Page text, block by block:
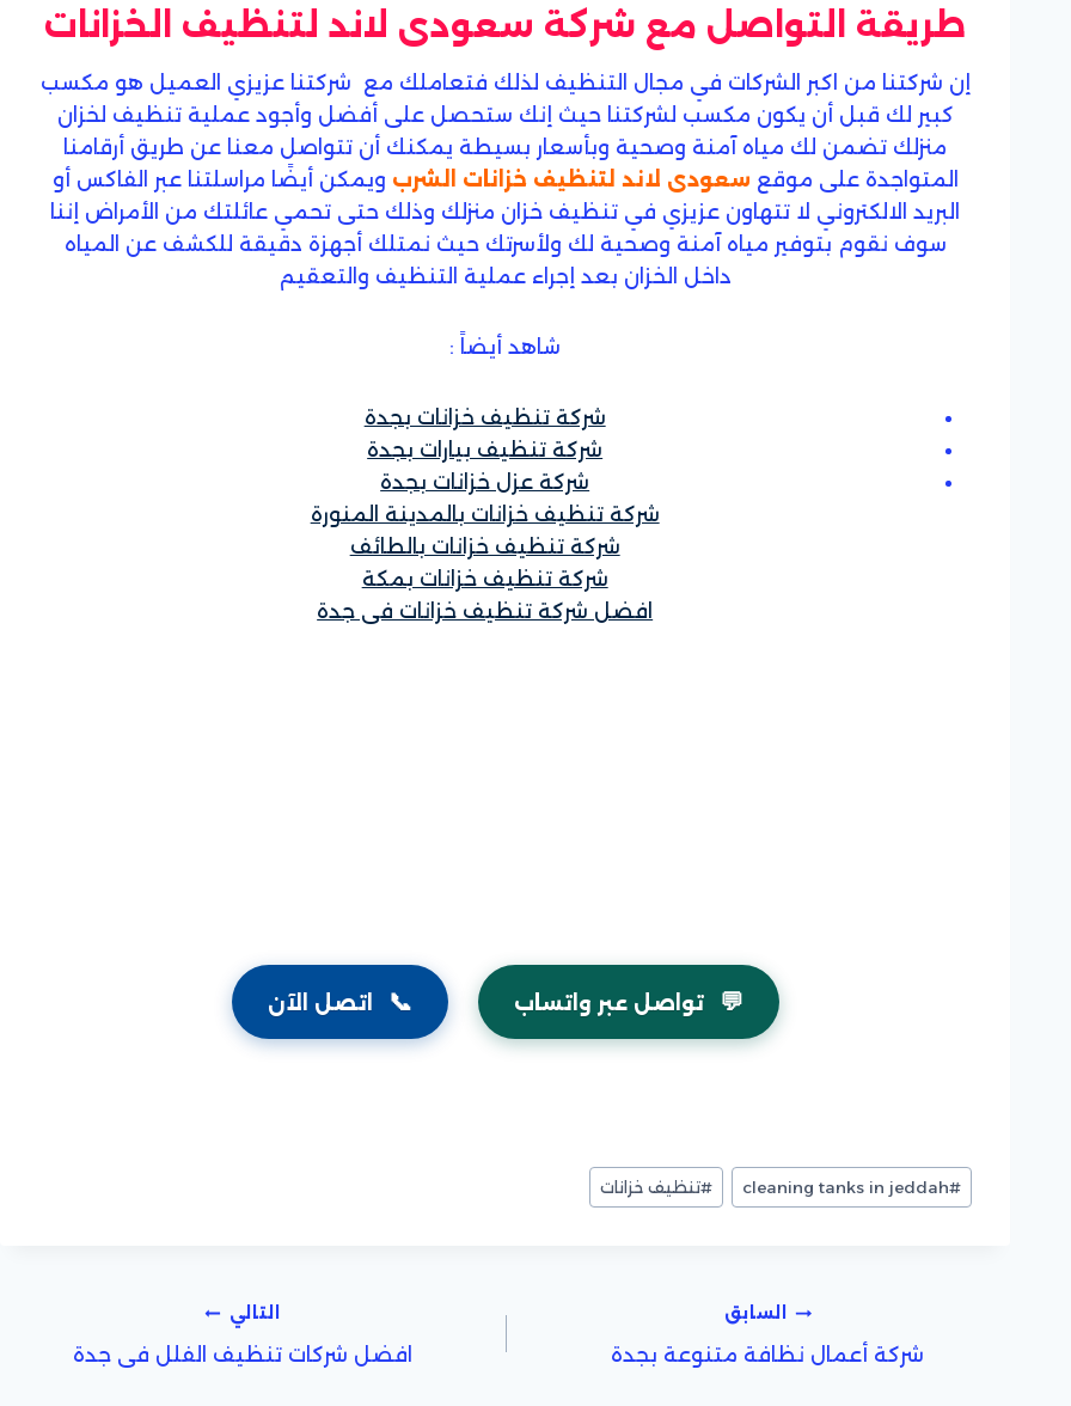
طريقة التواصل مع شركة سعودى لاند لتنظيف الخزانات
إن شركتنا من اكبر الشركات في مجال التنظيف لذلك فتعاملك مع شركتنا عزيزي العميل هو مكسب
كبير لك قبل أن يكون مكسب لشركتنا حيث إنك ستحصل على أفضل وأجود عملية تنظيف لخزان
منزلك تضمن لك مياه آمنة وصحية وبأسعار بسيطة يمكنك أن تتواصل معنا عن طريق أرقامنا
المتواجدة على موقع سعودى لاند لتنظيف خزانات الشرب ويمكن أيضًا مراسلتنا عبر الفاكس أو
البريد الالكتروني لا تتهاون عزيزي في تنظيف خزان منزلك وذلك حتى تحمي عائلتك من الأمراض إننا
سوف نقوم بتوفير مياه آمنة وصحية لك ولأسرتك حيث نمتلك أجهزة دقيقة للكشف عن المياه
داخل الخزان بعد إجراء عملية التنظيف والتعقيم
شاهد أيضاً :
شركة تنظيف خزانات بجدة
شركة تنظيف بيارات بجدة
شركة عزل خزانات بجدة
شركة تنظيف خزانات بالمدينة المنورة
شركة تنظيف خزانات بالطائف
شركة تنظيف خزانات بمكة
افضل شركة تنظيف خزانات فى جدة
💬 تواصل عبر واتساب 📞 اتصل الآن
وسوم
المقال:
#
cleaning tanks in jeddah
#تنظيف خزانات
المقالات
السابق
شركة أعمال نظافة متنوعة بجدة
التالي
افضل شركات تنظيف الفلل فى جدة